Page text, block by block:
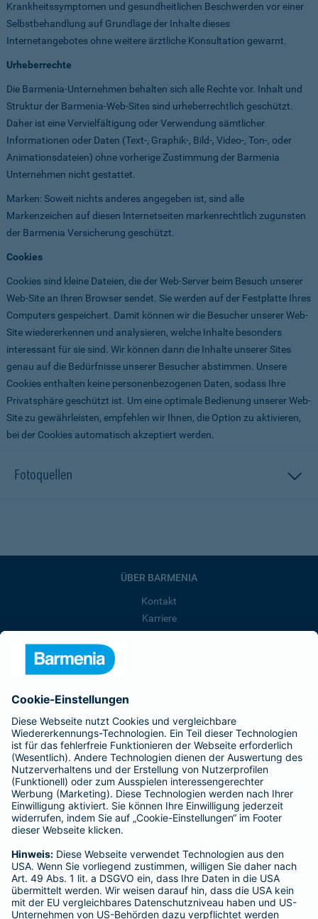
Krankheitssymptomen und gesundheitlichen Beschwerden vor einer
Selbstbehandlung auf Grundlage der Inhalte dieses
Internetangebotes ohne weitere ärztliche Konsultation gewarnt.
Urheberrechte
Die Barmenia-Unternehmen behalten sich alle Rechte vor. Inhalt und
Struktur der Barmenia-Web-Sites sind urheberrechtlich geschützt.
Daher ist eine Vervielfältigung oder Verwendung sämtlicher
Informationen oder Daten (Text-, Graphik-, Bild-, Video-, Ton-, oder
Animationsdateien) ohne vorherige Zustimmung der Barmenia
Unternehmen nicht gestattet.
Marken: Soweit nichts anderes angegeben ist, sind alle
Markenzeichen auf diesen Internetseiten markenrechtlich zugunsten
der Barmenia Versicherung geschützt.
Cookies
Cookies sind kleine Dateien, die der Web-Server beim Besuch unserer
Web-Site an Ihren Browser sendet. Sie werden auf der Festplatte Ihres
Computers gespeichert. Damit können wir die Besucher unserer Web-
Site wiedererkennen und analysieren, welche Inhalte besonders
interessant für sie sind. Wir können dann die Inhalte unserer Sites
genau auf die Bedürfnisse unserer Besucher abstimmen. Unsere
Cookies enthalten keine personenbezogenen Daten, sodass Ihre
Privatsphäre geschützt ist. Um eine optimale Bedienung unserer Web-
Site zu gewährleisten, empfehlen wir Ihnen, die Option zu aktivieren,
bei der Cookies automatisch akzeptiert werden.
Fotoquellen
ÜBER BARMENIA
Kontakt
Karriere
Barmenia ist Teil der BarmeniaGothaer
BELIEBTE SEITEN
Kranken-Zusatzversicherung
Tierversicherungen
Haftpflichtversicherung
Hausratversicherung
Adresse ändern
Schaden melden
Kilometerstandsmeldung
Serviceübersicht